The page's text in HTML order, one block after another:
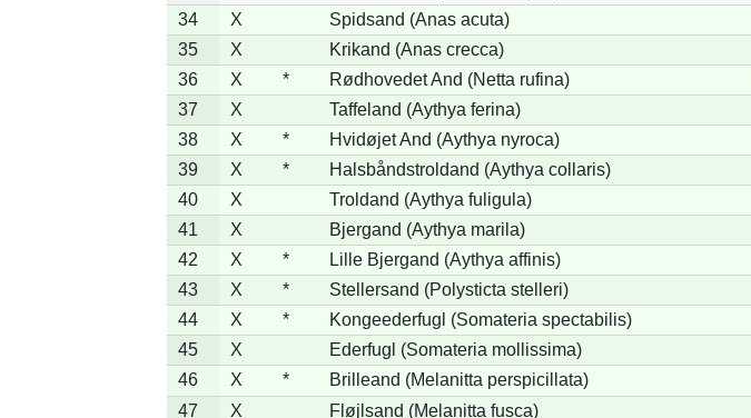
34
X
Spidsand (Anas acuta)
35
X
Krikand (Anas crecca)
36
X * Rødhovedet And (Netta rufina)
37
X
Taffeland (Aythya ferina)
38
X * Hvidøjet And (Aythya nyroca)
39
X * Halsbåndstroldand (Aythya collaris)
40
X
Troldand (Aythya fuligula)
41
X
Bjergand (Aythya marila)
42
X * Lille Bjergand (Aythya affinis)
43
X * Stellersand (Polysticta stelleri)
44
X * Kongeederfugl (Somateria spectabilis)
45
X
Ederfugl (Somateria mollissima)
46
X * Brilleand (Melanitta perspicillata)
47
X
Fløjlsand (Melanitta fusca)